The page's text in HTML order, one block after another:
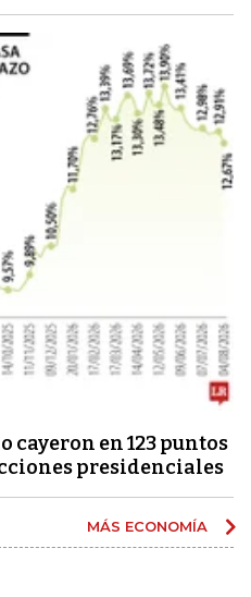
cayeron en 123 puntos
presidenciales
MÁS ECONOMÍA